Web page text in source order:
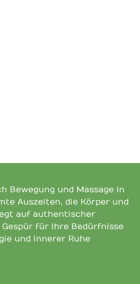
Bewegung und Massage in
Auszeiten, die Körper und
auf authentischer
für Ihre Bedürfnisse
und innerer Ruhe